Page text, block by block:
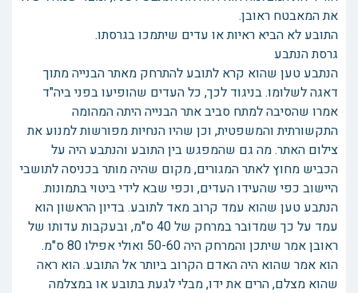
את המאבטח ראובן.
התובע לא הביא ראיות או עדים שיתמכו בגרסתו.
גרסת הנתבע
הנתבע טען שהוא קרא לתובע להתרחק מאתר הבנייה מתוך
דאגה לשלומו. בניגוד לכך, כל העדים שהופיעו בפני ביה"ד
אמרו שהסיבה למתח סביב אתר הבנייה היתה המהומה
התקשורתית והמשפטית, וכן שהיו הנחיות מפורשות למנוע את
צילום האתר. מה גם שהמפגש בין התובע והנתבע היה על
הכביש מחוץ לאתר המגורים, מקום שהיה מותר בכניסה לתושבי
היישוב כפי שהעידו העדים, וכפי שבא לידי ביטוי בתמונות.
הנתבע טען שהוא עמד קרוב מאד לתובע. בדיון הראשון הוא
עמד על כך שמדובר במרחק של 40 ס"מ, ובעקבות עדותו של
ראובן אמר שיתכן והמרחק היה 50-60 ואולי אפילו 80 ס"מ.
הוא אמר שהוא היה האדם הקרוב ביותר אל התובע. הוא ראה
שהוא מצלם, הרים את ידו, מבלי לגעת בתובע או במצלמה